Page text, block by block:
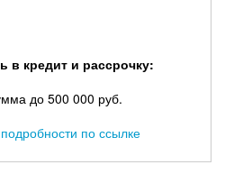
в кредит и рассрочку:
до 500 000 руб.
подробности по ссылке